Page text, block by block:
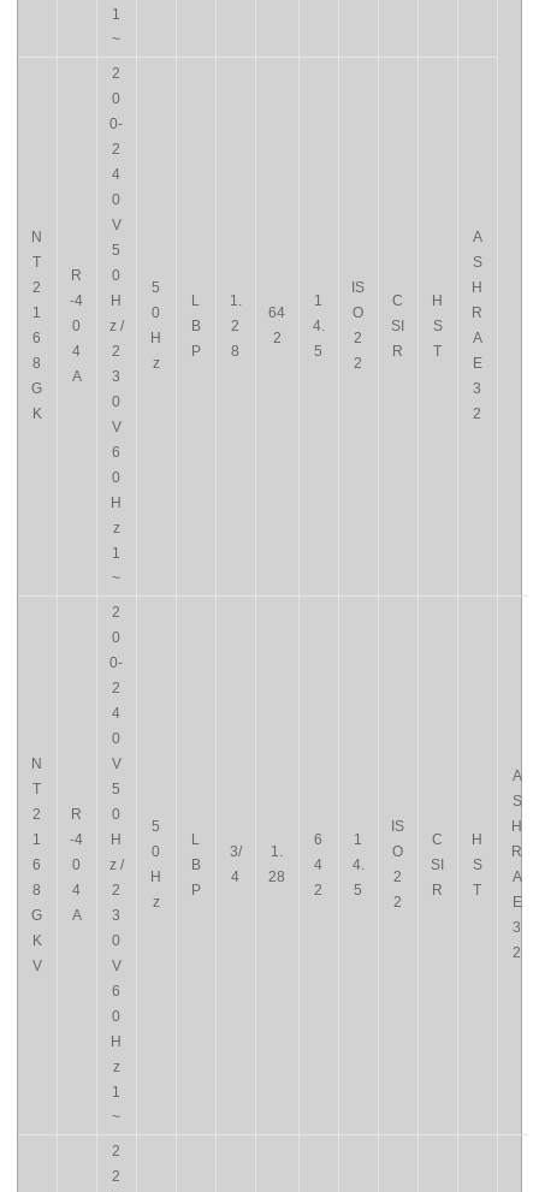
1
~
N
T
2
1
6
8
G
K
R
-4
0
4
A
2
0
0-
2
4
0
V
5
0
H
z /
2
3
0
V
6
0
H
z
1
~
5
0
H
z
L
B
P
1.
2
8
64
2
1
4.
5
IS
O
2
2
C
SI
R
H
S
T
A
S
H
R
A
E
3
2
N
T
2
1
6
8
G
K
V
R
-4
0
4
A
2
0
0-
2
4
0
V
5
0
H
z /
2
3
0
V
6
0
H
z
1
~
5
0
H
z
L
B
P
3/
4
1.
28
6
4
2
1
4.
5
IS
O
2
2
C
SI
R
H
S
T
A
S
H
R
A
E
3
2
2
2